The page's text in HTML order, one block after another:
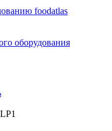
foodatlas
оборудования